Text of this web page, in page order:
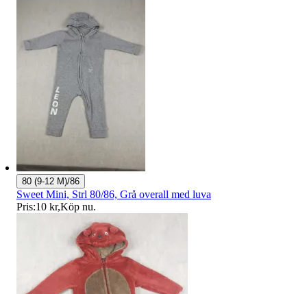
80 (9-12 M)/86
Sweet Mini, Strl 80/86, Grå overall med luva
Pris:10 kr,Köp nu.